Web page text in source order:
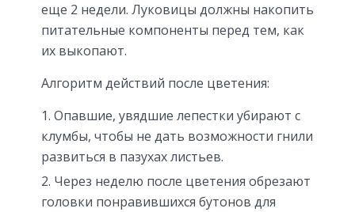
еще 2 недели. Луковицы должны накопить
питательные компоненты перед тем, как
их выкопают.
Алгоритм действий после цветения:
Опавшие, увядшие лепестки убирают с
клумбы, чтобы не дать возможности гнили
развиться в пазухах листьев.
Через неделю после цветения обрезают
головки понравившихся бутонов для